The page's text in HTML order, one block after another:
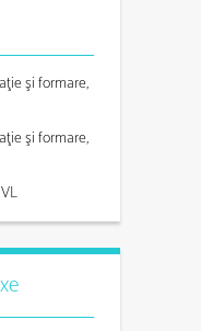
şi formare,
şi formare,